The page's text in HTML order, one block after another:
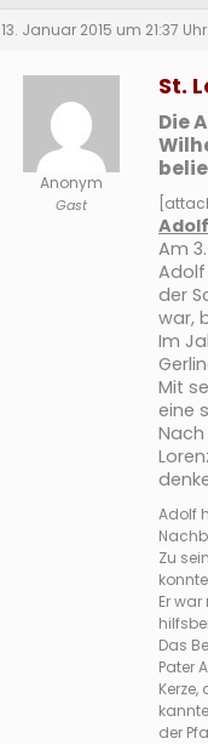
13. Januar 2015 um 21:37 Uhr
Anonym
Gast
St.
Die
Am
Adolf
der
war,
Im
Mit
eine
Adolf
Zu
Er
Das
Pater
der